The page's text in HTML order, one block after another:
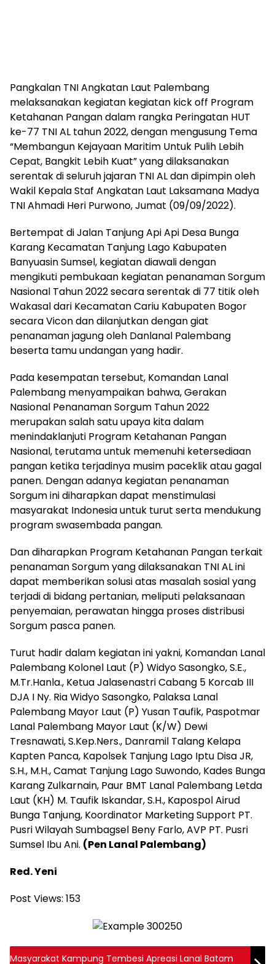
Pangkalan TNI Angkatan Laut Palembang
melaksanakan kegiatan kegiatan kick off Program
Ketahanan Pangan dalam rangka Peringatan HUT
ke-77 TNI AL tahun 2022, dengan mengusung Tema
“Membangun Kejayaan Maritim Untuk Pulih Lebih
Cepat, Bangkit Lebih Kuat” yang dilaksanakan
serentak di seluruh jajaran TNI AL dan dipimpin oleh
Wakil Kepala Staf Angkatan Laut Laksamana Madya
TNI Ahmadi Heri Purwono, Jumat (09/09/2022).
Bertempat di Jalan Tanjung Api Api Desa Bunga
Karang Kecamatan Tanjung Lago Kabupaten
Banyuasin Sumsel, kegiatan diawali dengan
mengikuti pembukaan kegiatan penanaman Sorgum
Nasional Tahun 2022 secara serentak di 77 titik oleh
Wakasal dari Kecamatan Cariu Kabupaten Bogor
secara Vicon dan dilanjutkan dengan giat
penanaman jagung oleh Danlanal Palembang
beserta tamu undangan yang hadir.
Pada kesempatan tersebut, Komandan Lanal
Palembang menyampaikan bahwa, Gerakan
Nasional Penanaman Sorgum Tahun 2022
merupakan salah satu upaya kita dalam
menindaklanjuti Program Ketahanan Pangan
Nasional, terutama untuk memenuhi ketersediaan
pangan ketika terjadinya musim paceklik atau gagal
panen. Dengan adanya kegiatan penanaman
Sorgum ini diharapkan dapat menstimulasi
masyarakat Indonesia untuk turut serta mendukung
program swasembada pangan.
Dan diharapkan Program Ketahanan Pangan terkait
penanaman Sorgum yang dilaksanakan TNI AL ini
dapat memberikan solusi atas masalah sosial yang
terjadi di bidang pertanian, meliputi pelaksanaan
penyemaian, perawatan hingga proses distribusi
Sorgum pasca panen.
Turut hadir dalam kegiatan ini yakni, Komandan Lanal
Palembang Kolonel Laut (P) Widyo Sasongko, S.E.,
M.Tr.Hanla., Ketua Jalasenastri Cabang 5 Korcab III
DJA I Ny. Ria Widyo Sasongko, Palaksa Lanal
Palembang Mayor Laut (P) Yusan Taufik, Paspotmar
Lanal Palembang Mayor Laut (K/W) Dewi
Tresnawati, S.Kep.Ners., Danramil Talang Kelapa
Kapten Panca, Kapolsek Tanjung Lago Iptu Disa JR,
S.H., M.H., Camat Tanjung Lago Suwondo, Kades Bunga
Karang Zulkarnain, Paur BMT Lanal Palembang Letda
Laut (KH) M. Taufik Iskandar, S.H., Kapospol Airud
Bunga Tanjung, Koordinator Marketing Support PT.
Pusri Wilayah Sumbagsel Beny Farlo, AVP PT. Pusri
Sumsel Ibu Ani. (Pen Lanal Palembang)
Red. Yeni
Post Views: 153
Masyarakat Kampung Tembesi Apreasi Lanal Batam